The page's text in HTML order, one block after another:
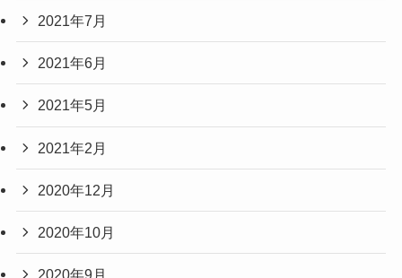
2021年7月
2021年6月
2021年5月
2021年2月
2020年12月
2020年10月
2020年9月